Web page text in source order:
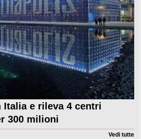
Italia e rileva 4 centri
300 milioni
Vedi tutte